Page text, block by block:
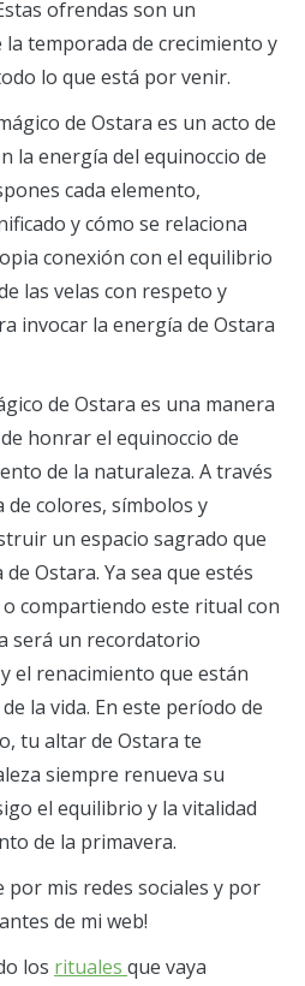
ofrendas son un
temporada de crecimiento y
lo que está por venir.
de Ostara es un acto de
la energía del equinoccio de
cada elemento,
y cómo se relaciona
conexión con el equilibrio
las velas con respeto y
invocar la energía de Ostara
de Ostara es una manera
honrar el equinoccio de
de la naturaleza. A través
de colores, símbolos y
un espacio sagrado que
Ostara. Ya sea que estés
compartiendo este ritual con
será un recordatorio
el renacimiento que están
la vida. En este período de
tu altar de Ostara te
siempre renueva su
el equilibrio y la vitalidad
de la primavera.
por mis redes sociales y por
de mi web!
los rituales que vaya